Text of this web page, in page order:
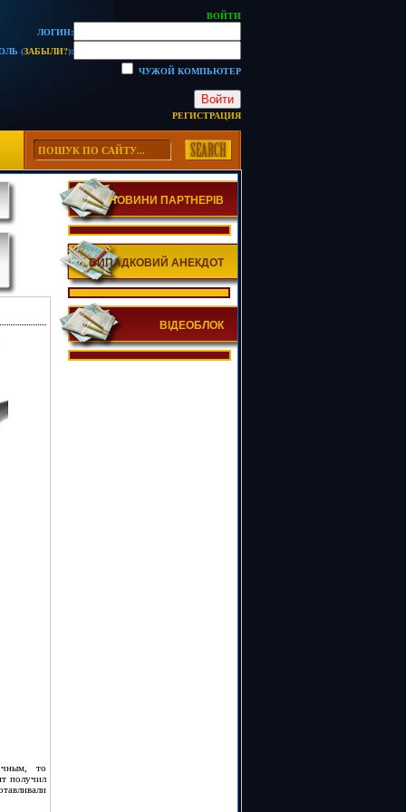
ВОЙТИ
ЛОГИН:
(ЗАБЫЛИ?):
ЧУЖОЙ КОМПЬЮТЕР
Войти
РЕГИСТРАЦИЯ
то
получил
НОВИНИ ПАРТНЕРІВ
ВИПАДКОВИЙ АНЕКДОТ
ВІДЕОБЛОК